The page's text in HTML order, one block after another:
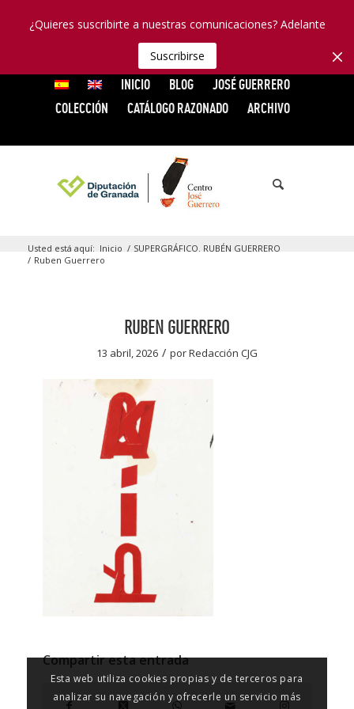
¿Quieres suscribirte a nuestras comunicaciones? Adelante
Suscribirse
INICIO BLOG
JOSÉ GUERRERO
COLECCIÓN
CATÁLOGO RAZONADO ARCHIVO
Usted está aquí: Inicio / SUPERGRÁFICO. RUBÉN GUERRERO
/ Ruben Guerrero
RUBEN GUERRERO
13 abril, 2026 / porRedacción CJG
Compartir esta entrada
Esta web utiliza cookies propias y de terceros para
analizar su navegación y ofrecerle un servicio más